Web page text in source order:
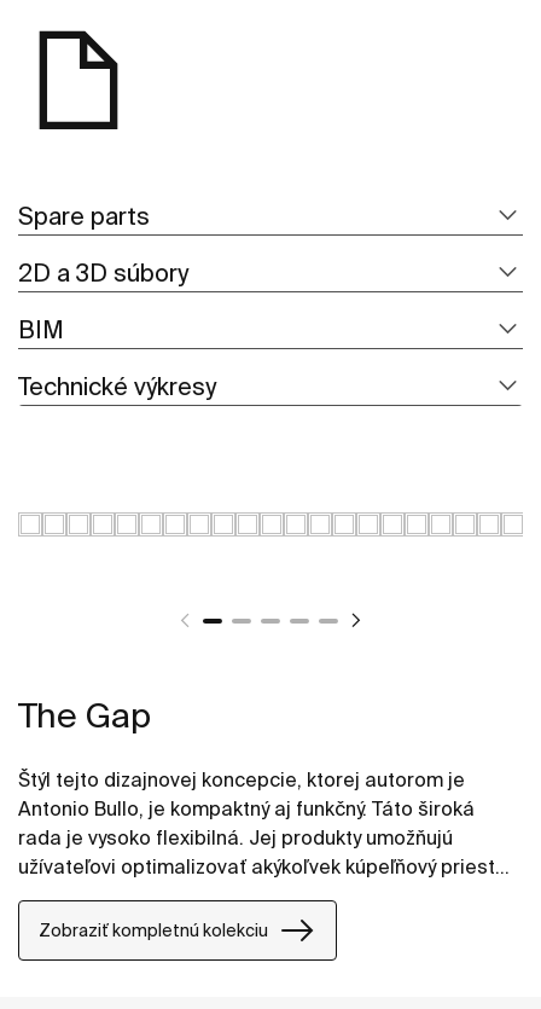
Spare parts
2D a 3D súbory
BIM
Technické výkresy
The Gap
Štýl tejto dizajnovej koncepcie, ktorej autorom je
Antonio Bullo, je kompaktný aj funkčný. Táto široká
rada je vysoko flexibilná. Jej produkty umožňujú
užívateľovi optimalizovať akýkoľvek kúpeľňový priestor
a moderné línie z nich robia skutočne dobrú voľbu.
Zobraziť kompletnú kolekciu